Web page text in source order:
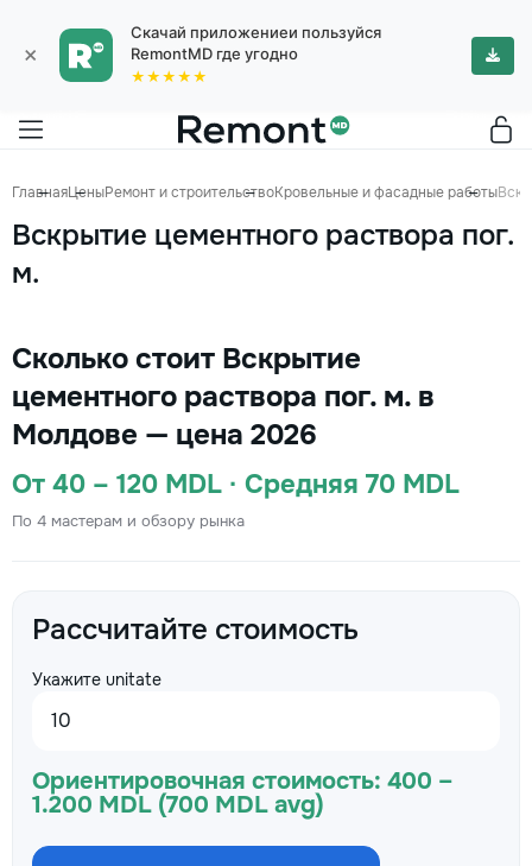
×
Скачай приложениеи пользуйся
RemontMD где угодно
★★★★★
ГлавнаяЦеныРемонт и строительствоКровельные и фасадные работы
Вскрытие цементного раствора пог.
м.
Сколько стоит Вскрытие
цементного раствора пог. м. в
Молдове — цена 2026
От 40 – 120 MDL · Средняя 70 MDL
По 4 мастерам и обзору рынка
Рассчитайте стоимость
Укажите unitate
Ориентировочная стоимость: 400 –
1.200 MDL (700 MDL avg)